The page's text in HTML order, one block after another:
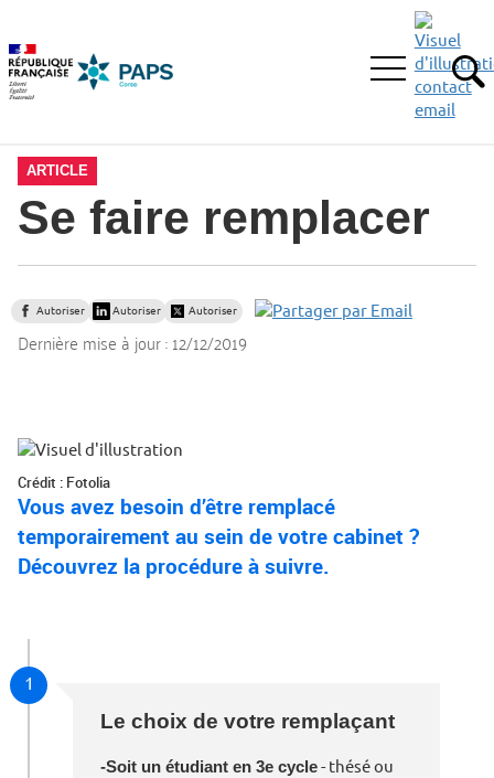
la
recherche
menu
principal,
contenu
Ouvrir
ARTICLE
Se faire remplacer
Autoriser Autoriser Autoriser
Dernière mise à jour :12/12/2019
Crédit : Fotolia
Vous avez besoin d’être remplacé
temporairement au sein de votre cabinet ?
Découvrez la procédure à suivre.
1
Le choix de votre remplaçant
-Soit un étudiant en 3e cycle- thésé ou